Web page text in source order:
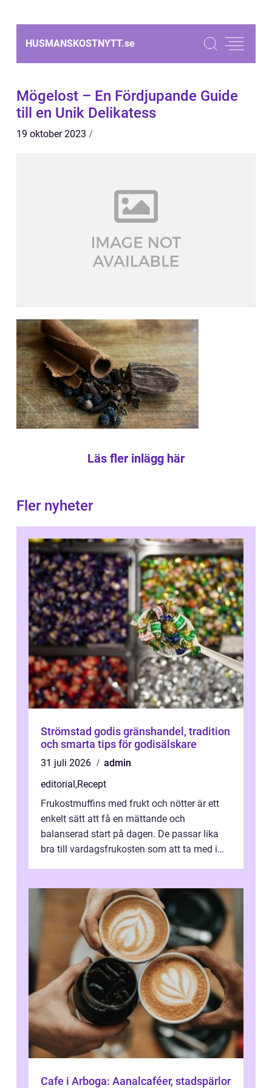
HUSMANSKOSTNYTT.se
Mögelost – En Fördjupande Guide
till en Unik Delikatess
19 oktober 2023
Läs fler inlägg här
Fler nyheter
Strömstad godis gränshandel, tradition
och smarta tips för godisälskare
31 juli 2026
admin
editorial,Recept
Frukostmuffins med frukt och nötter är ett
enkelt sätt att få en mättande och
balanserad start på dagen. De passar lika
bra till vardagsfrukosten som att ta med i
Cafe i Arboga: Aanalcaféer, stadspärlor